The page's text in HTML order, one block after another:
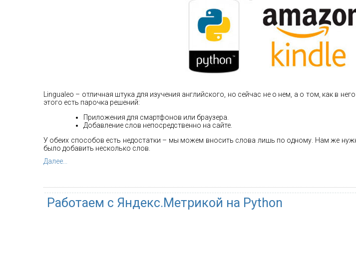
Lingualeo – отличная штука для изучения английского, но сейчас не о нем, а о том, как в
этого есть парочка решений:
Приложения для смартфонов или браузера.
Добавление слов непосредственно на сайте.
У обеих способов есть недостатки – мы можем вносить слова лишь по одному. Нам же
было добавить несколько слов.
Далее...
Работаем с Яндекс.Метрикой на Python